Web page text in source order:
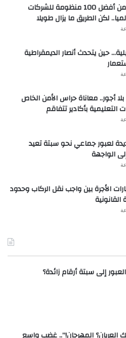
المغرب ضمن أفضل 100 منظومة للشركات
لكن الطريق ما يزال طويلا
حين يتحدث أنصار الديمقراطية
بلا أجور.. معاناة حراس الأمن الخاص
بأكادير تتفاقم
لعبور جماعي نحو سبتة تعيد
الواجهة
الأجرة بين واجب نقل الركاب وحدود
إلى سبتة أرقام زائدة؟
العريان؟ المهرجان!”.. غضب واسع